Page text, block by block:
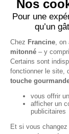
Pour votre